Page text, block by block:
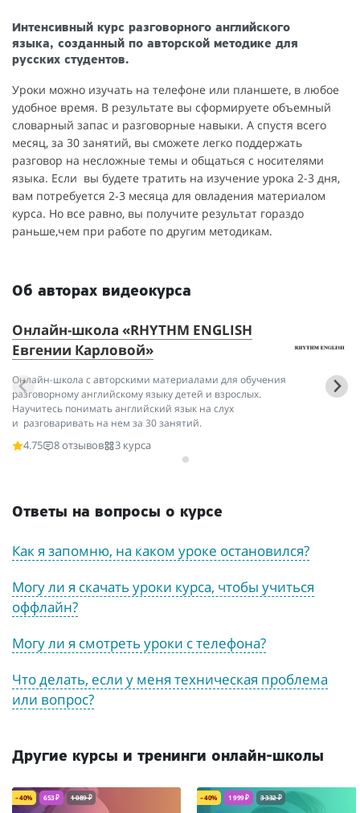
Интенсивный курс разговорного английского
языка, созданный по авторской методике для
русских студентов.
Уроки можно изучать на телефоне или планшете, в любое
удобное время. В результате вы сформируете объемный
словарный запас и разговорные навыки. А спустя всего
месяц, за 30 занятий, вы сможете легко поддержать
разговор на несложные темы и общаться с носителями
языка. Если вы будете тратить на изучение урока 2-3 дня,
вам потребуется 2-3 месяца для овладения материалом
курса. Но все равно, вы получите результат гораздо
раньше,чем при работе по другим методикам.
Об авторах видеокурса
Онлайн-школа «RHYTHM ENGLISH
Евгении Карловой»
Онлайн-школа с авторскими материалами для обучения
разговорному английскому языку детей и взрослых.
Научитесь понимать английский язык на слух
и разговаривать на нем за 30 занятий.
4.75
8 отзывов 3 курса
Ответы на вопросы о курсе
Как я запомню, на каком уроке остановился?
Могу ли я скачать уроки курса, чтобы учиться
оффлайн?
Могу ли я смотреть уроки с телефона?
Что делать, если у меня техническая проблема
или вопрос?
Другие курсы и тренинги онлайн-школы
– 40% 653 ₽ 1 089 ₽ – 40% 1 999 ₽ 3 332 ₽